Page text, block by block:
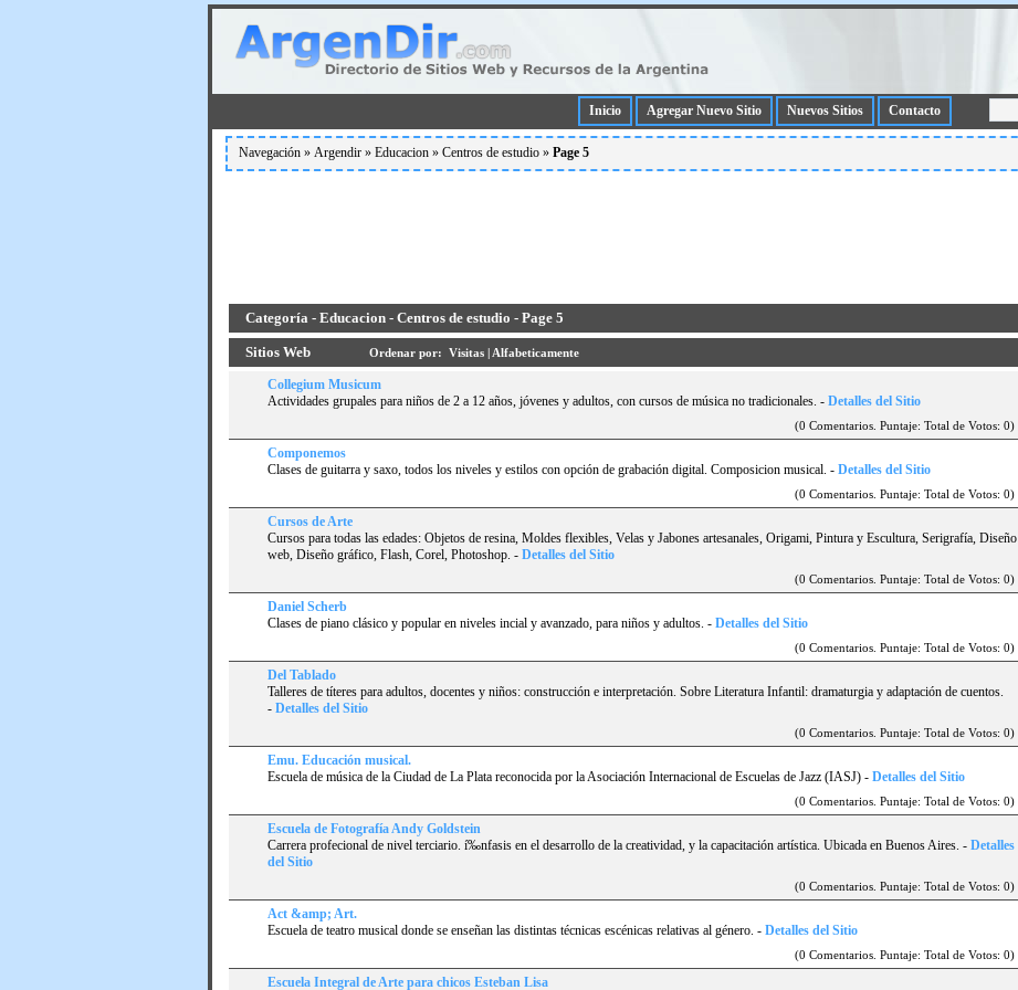
Inicio Agregar Nuevo Sitio Nuevos Sitios Contacto
Navegación » Argendir » Educacion » Centros de estudio » Page 5
Categoría - Educacion - Centros de estudio - Page 5
Sitios Web Ordenar por: Visitas | Alfabeticamente
Collegium Musicum
Actividades grupales para niños de 2 a 12 años, jóvenes y adultos, con cursos de música no tradicionales. - Detalles del Sitio
(0 Comentarios. Puntaje: Total de Votos: 0)
Componemos
Clases de guitarra y saxo, todos los niveles y estilos con opción de grabación digital. Composicion musical. - Detalles del Sitio
(0 Comentarios. Puntaje: Total de Votos: 0)
Cursos de Arte
Cursos para todas las edades: Objetos de resina, Moldes flexibles, Velas y Jabones artesanales, Origami, Pintura y Escultura, Serigrafí­a, Diseño
web, Diseño gráfico, Flash, Corel, Photoshop. - Detalles del Sitio
(0 Comentarios. Puntaje: Total de Votos: 0)
Daniel Scherb
Clases de piano clásico y popular en niveles incial y avanzado, para niños y adultos. - Detalles del Sitio
(0 Comentarios. Puntaje: Total de Votos: 0)
Del Tablado
Talleres de tí­teres para adultos, docentes y niños: construcción e interpretación. Sobre Literatura Infantil: dramaturgia y adaptación de cuentos.
- Detalles del Sitio
(0 Comentarios. Puntaje: Total de Votos: 0)
Emu. Educación musical.
Escuela de música de la Ciudad de La Plata reconocida por la Asociación Internacional de Escuelas de Jazz (IASJ) - Detalles del Sitio
(0 Comentarios. Puntaje: Total de Votos: 0)
Escuela de Fotografí­a Andy Goldstein
Carrera profecional de nivel terciario. í‰nfasis en el desarrollo de la creatividad, y la capacitación artí­stica. Ubicada en Buenos Aires. - Detalles
del Sitio
(0 Comentarios. Puntaje: Total de Votos: 0)
Act &amp; Art.
Escuela de teatro musical donde se enseñan las distintas técnicas escénicas relativas al género. - Detalles del Sitio
(0 Comentarios. Puntaje: Total de Votos: 0)
Escuela Integral de Arte para chicos Esteban Lisa